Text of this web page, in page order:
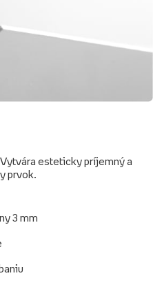
esteticky príjemný a
prvok.
3 mm